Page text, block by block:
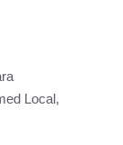
Local,